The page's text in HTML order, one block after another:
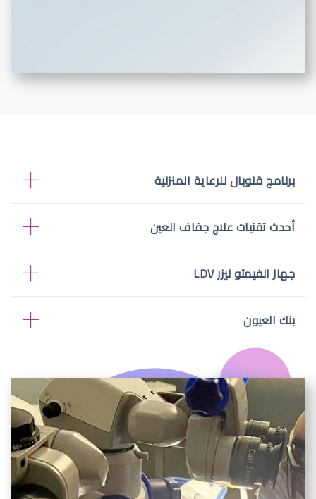
برنامج قلوبال للرعاية المنزلية
أحدث تقنيات علاج جفاف العين
جهاز الفيمتو ليزر LDV
بنك العيون